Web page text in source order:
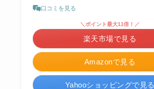
口コミを見る
Amazonで見る
＼ポイント最大11倍！／
楽天市場で見る
Yahooショッピングで見る